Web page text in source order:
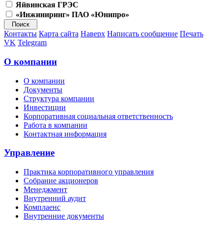
Яйвинская ГРЭС
«Инжиниринг» ПАО «Юнипро»
Контакты Карта сайта Наверх Написать сообщение Печать
VK Telegram
О компании
О компании
Документы
Структура компании
Инвестиции
Корпоративная социальная ответственность
Работа в компании
Контактная информация
Управление
Практика корпоративного управления
Собрание акционеров
Менеджмент
Внутренний аудит
Комплаенс
Внутренние документы